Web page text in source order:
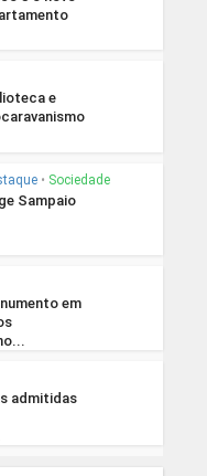
e
• Sociedade
Sampaio
em
admitidas